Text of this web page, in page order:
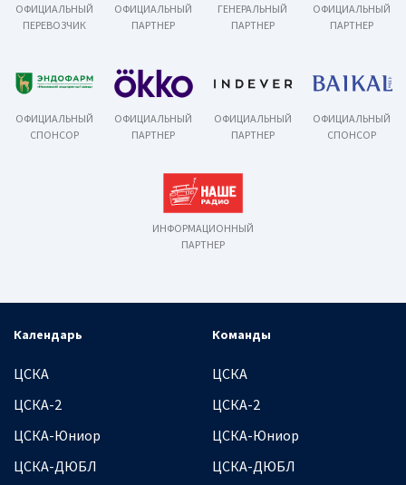
ОФИЦИАЛЬНЫЙ
ПЕРЕВОЗЧИК
ОФИЦИАЛЬНЫЙ
ПАРТНЕР
ГЕНЕРАЛЬНЫЙ
ПАРТНЕР
ОФИЦИАЛЬНЫЙ
ПАРТНЕР
ОФИЦИАЛЬНЫЙ
СПОНСОР
ОФИЦИАЛЬНЫЙ
ПАРТНЕР
ОФИЦИАЛЬНЫЙ
ПАРТНЕР
ОФИЦИАЛЬНЫЙ
СПОНСОР
ИНФОРМАЦИОННЫЙ
ПАРТНЕР
Календарь
ЦСКА
ЦСКА-2
ЦСКА-Юниор
ЦСКА-ДЮБЛ
Команды
ЦСКА
ЦСКА-2
ЦСКА-Юниор
ЦСКА-ДЮБЛ